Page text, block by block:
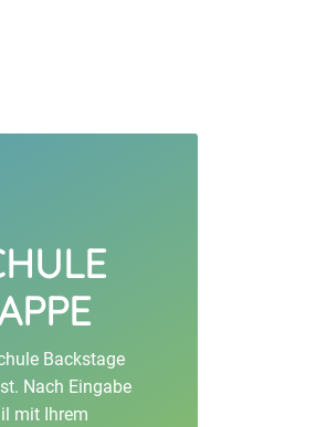
Backstage
Nach Eingabe
mit Ihrem